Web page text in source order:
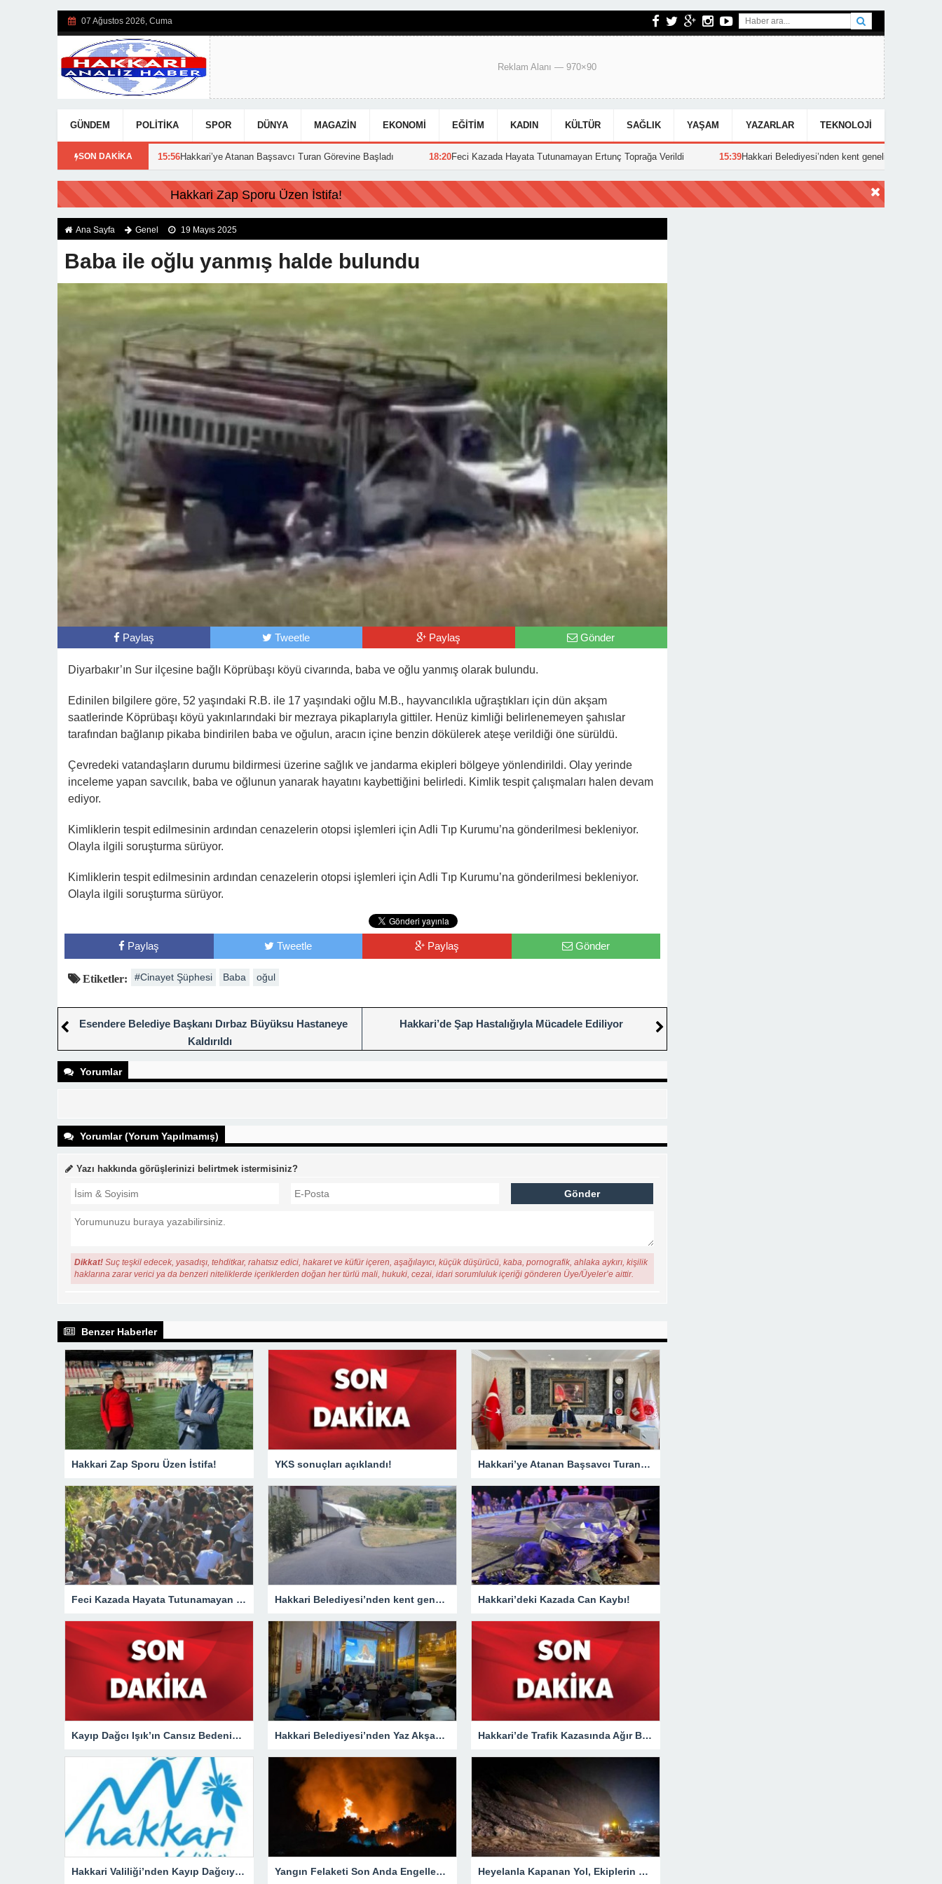
07 Ağustos 2026, Cuma
Reklam Alanı — 970×90
GÜNDEM POLITIKA SPOR DÜNYA MAGAZIN EKONOMI EĞITIM KADIN KÜLTÜR SAĞLIK YAŞAM YAZARLAR TEKNOLOJI
SON DAKİKA
15:56Hakkari’ye Atanan Başsavcı Turan Görevine Başladı 18:20Feci Kazada Hayata Tutunamayan Ertunç Toprağa Verildi 15:39 Hakkari Belediyesi’nden kent genelinde yoğun asfalt mesaisi
FLAŞ HABER: Hakkari Zap Sporu Üzen İstifa!
Ana Sayfa Genel 19 Mayıs 2025
Baba ile oğlu yanmış halde bulundu
Paylaş Tweetle Paylaş Gönder
Diyarbakır’ın Sur ilçesine bağlı Köprübaşı köyü civarında, baba ve oğlu yanmış olarak bulundu.
Edinilen bilgilere göre, 52 yaşındaki R.B. ile 17 yaşındaki oğlu M.B., hayvancılıkla uğraştıkları için dün akşam
saatlerinde Köprübaşı köyü yakınlarındaki bir mezraya pikaplarıyla gittiler. Henüz kimliği belirlenemeyen şahıslar
tarafından bağlanıp pikaba bindirilen baba ve oğulun, aracın içine benzin dökülerek ateşe verildiği öne sürüldü.
Çevredeki vatandaşların durumu bildirmesi üzerine sağlık ve jandarma ekipleri bölgeye yönlendirildi. Olay yerinde
inceleme yapan savcılık, baba ve oğlunun yanarak hayatını kaybettiğini belirledi. Kimlik tespit çalışmaları halen devam
ediyor.
Kimliklerin tespit edilmesinin ardından cenazelerin otopsi işlemleri için Adli Tıp Kurumu’na gönderilmesi bekleniyor.
Olayla ilgili soruşturma sürüyor.
Kimliklerin tespit edilmesinin ardından cenazelerin otopsi işlemleri için Adli Tıp Kurumu’na gönderilmesi bekleniyor.
Olayla ilgili soruşturma sürüyor.
Paylaş Tweetle Paylaş Gönder
Etiketler: #Cinayet Şüphesi Baba oğul
Esendere Belediye Başkanı Dırbaz Büyüksu Hastaneye
Kaldırıldı
Hakkari’de Şap Hastalığıyla Mücadele Ediliyor
Yorumlar
Yorumlar (Yorum Yapılmamış)
Yazı hakkında görüşlerinizi belirtmek istermisiniz?
Dikkat! Suç teşkil edecek, yasadışı, tehditkar, rahatsız edici, hakaret ve küfür içeren, aşağılayıcı, küçük düşürücü, kaba, pornografik, ahlaka aykırı, kişilik
haklarına zarar verici ya da benzeri niteliklerde içeriklerden doğan her türlü mali, hukuki, cezai, idari sorumluluk içeriği gönderen Üye/Üyeler’e aittir.
Benzer Haberler
Hakkari Zap Sporu Üzen İstifa! YKS sonuçları açıklandı! Hakkari’ye Atanan Başsavcı Turan Görevine Başladı
Feci Kazada Hayata Tutunamayan Ertunç Toprağa Verildi Hakkari Belediyesi’nden kent genelinde yoğun asfalt mesaisi Hakkari’deki Kazada Can Kaybı!
Kayıp Dağcı Işık’ın Cansız Bedenine Ulaşıldı! Hakkari Belediyesi’nden Yaz Akşamlarına Sinema Etkinliği Hakkari’de Trafik Kazasında Ağır Bilanço!
Hakkari Valiliği’nden Kayıp Dağcıya İlişkin Açıklama! Yangın Felaketi Son Anda Engellendi! Heyelanla Kapanan Yol, Ekiplerin Müdahalesiyle Açıldı!